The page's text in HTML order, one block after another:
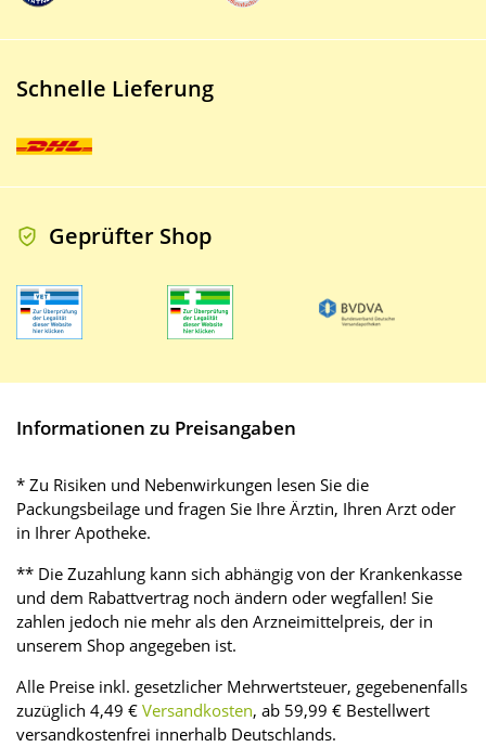
Schnelle Lieferung
Geprüfter Shop
Informationen zu Preisangaben
* Zu Risiken und Nebenwirkungen lesen Sie die
Packungsbeilage und fragen Sie Ihre Ärztin, Ihren Arzt oder
in Ihrer Apotheke.
** Die Zuzahlung kann sich abhängig von der Krankenkasse
und dem Rabattvertrag noch ändern oder wegfallen! Sie
zahlen jedoch nie mehr als den Arzneimittelpreis, der in
unserem Shop angegeben ist.
Alle Preise inkl. gesetzlicher Mehrwertsteuer, gegebenenfalls
zuzüglich 4,49 € Versandkosten, ab 59,99 € Bestellwert
versandkostenfrei innerhalb Deutschlands.